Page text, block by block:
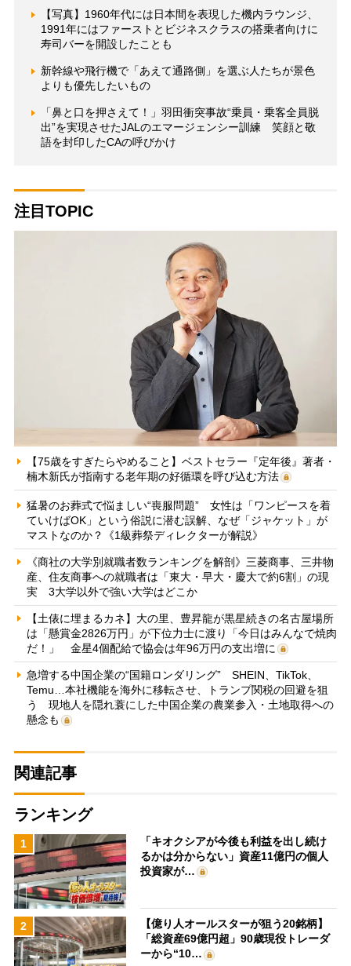
【写真】1960年代には日本間を表現した機内ラウンジ、
1991年にはファーストとビジネスクラスの搭乗者向けに
寿司バーを開設したことも
新幹線や飛行機で「あえて通路側」を選ぶ人たちが景色
よりも優先したいもの
「鼻と口を押さえて！」羽田衝突事故“乗員・乗客全員脱
出”を実現させたJALのエマージェンシー訓練 笑顔と敬
語を封印したCAの呼びかけ
注目TOPIC
【75歳をすぎたらやめること】ベストセラー『定年後』著者・
楠木新氏が指南する老年期の好循環を呼び込む方法
猛暑のお葬式で悩ましい“喪服問題” 女性は「ワンピースを着
ていけばOK」という俗説に潜む誤解、なぜ「ジャケット」が
マストなのか？《1級葬祭ディレクターが解説》
《商社の大学別就職者数ランキングを解剖》三菱商事、三井物
産、住友商事への就職者は「東大・早大・慶大で約6割」の現
実 3大学以外で強い大学はどこか
【土俵に埋まるカネ】大の里、豊昇龍が黒星続きの名古屋場所
は「懸賞金2826万円」が下位力士に渡り「今日はみんなで焼肉
だ！」 金星4個配給で協会は年96万円の支出増に
急増する中国企業の“国籍ロンダリング” SHEIN、TikTok、
Temu…本社機能を海外に移転させ、トランプ関税の回避を狙
う 現地人を隠れ蓑にした中国企業の農業参入・土地取得への
懸念も
関連記事
ランキング
1
「キオクシアが今後も利益を出し続け
るかは分からない」資産11億円の個人
投資家が…
2
【億り人オールスターが狙う20銘柄】
「総資産69億円超」90歳現役トレーダ
ーから“10…